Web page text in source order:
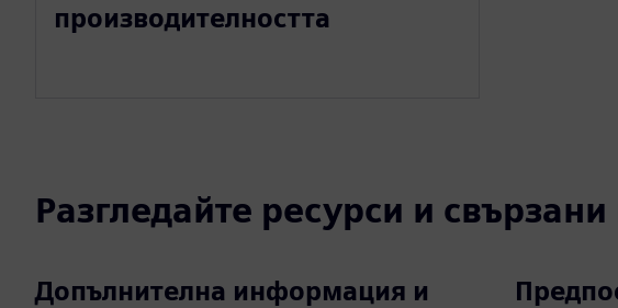
производителността
Разгледайте ресурси и
Допълнителна информация и